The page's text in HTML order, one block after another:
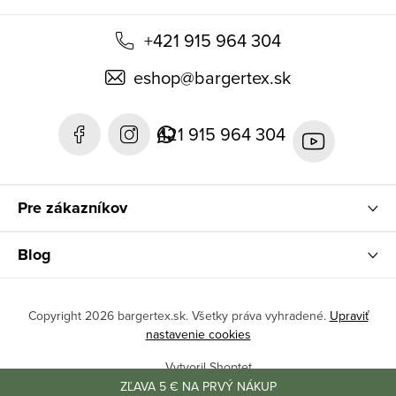
+421 915 964 304
eshop@bargertex.sk
421 915 964 304
Pre zákazníkov
Blog
Vytvoril Shoptet
Copyright 2026 bargertex.sk. Všetky práva vyhradené. Upraviť
nastavenie cookies
ZĽAVA 5 € NA PRVÝ NÁKUP